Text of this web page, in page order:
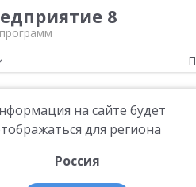
8
на сайте будет
для региона
Россия
формата
от 17.11.2025 № 1463